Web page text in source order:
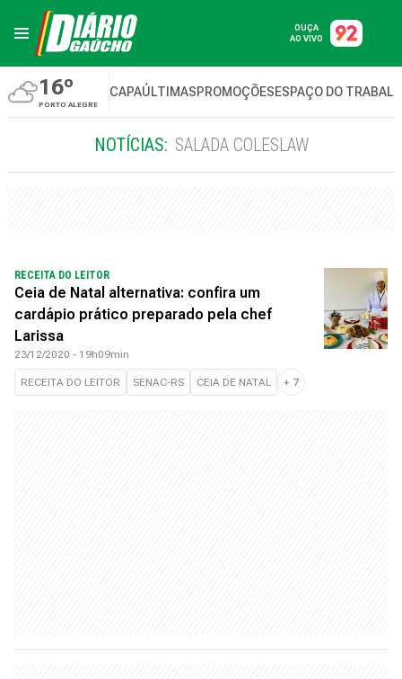
OUÇA
AO VIVO
16º
PORTO ALEGRE
CAPAÚLTIMASPROMOÇÕESESPAÇO DO
NOTÍCIAS: SALADA COLESLAW
RECEITA DO LEITOR
Ceia de Natal alternativa: confira um
cardápio prático preparado pela chef
Larissa
23/12/2020 - 19h09min
RECEITA DO LEITOR SENAC-RS CEIA DE NATAL + 7